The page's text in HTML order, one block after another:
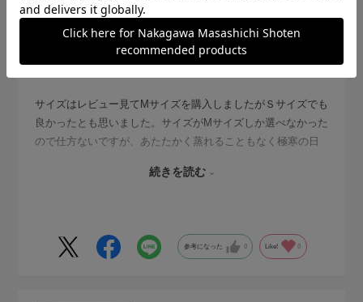
サイズ：M 色：BLACK
ねこさん
ふつう
サイズはレビュー見てМサイズを購入しましたがＳサイズでも
良かったとも思いました。サイズがМサイズしか選べなかった
ので仕方ないですが、あたたかく蒸れることもなく極寒の日
も買いたかったのですがＳサイズがなかったので来季の購入
続きを読む
参考になった 0 Like! 0